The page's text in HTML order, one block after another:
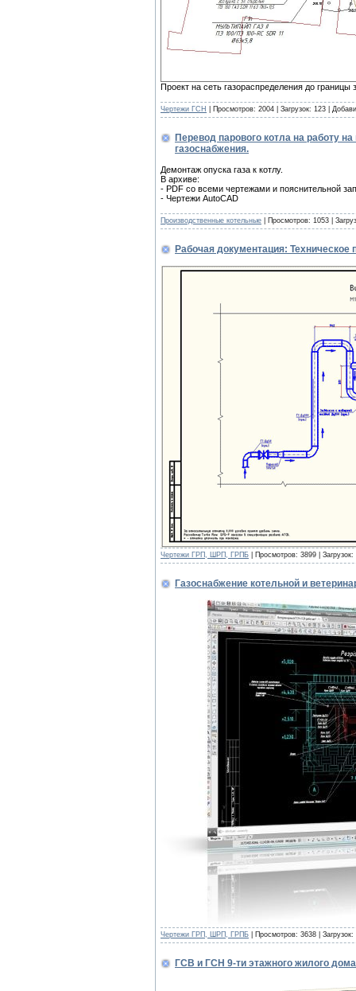
Проект на сеть газораспределения до
Чертежи ГСН | Просмотров: 2004 | Загрузок: 123 |
Перевод парового котла на работу
газоснабжения.
Демонтаж опуска газа к котлу.
В архиве:
- PDF со всеми чертежами и пояснительной
- Чертежи AutoCAD
Производственные котельные | Просмотров: 1053 |
Рабочая документация: Техническое
Чертежи ГРП, ШРП, ГРПБ | Просмотров: 3899 |
Газоснабжение котельной и
Чертежи ГРП, ШРП, ГРПБ | Просмотров: 3638 |
ГСВ и ГСН 9-ти этажного жилого дома